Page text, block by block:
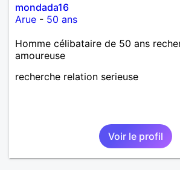
mondada16
Arue - 50 ans
Homme célibataire de 50 ans
amoureuse
recherche relation serieuse
Voir le profil